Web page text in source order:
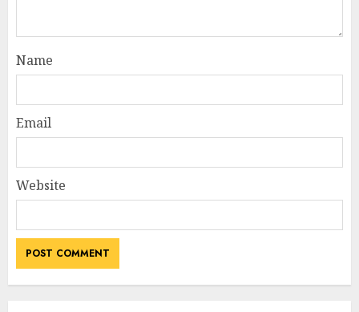
Name
Email
Website